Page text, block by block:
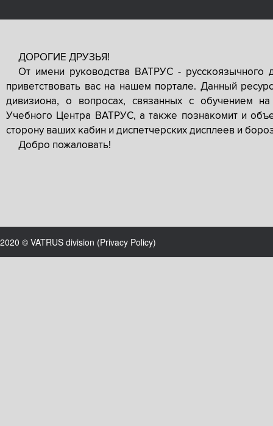
ДОРОГИЕ ДРУЗЬЯ!
От имени руководства ВАТРУС -
приветствовать вас на нашем портале. Данный
дивизиона, о вопросах, связанных с обучением
Учебного Центра ВАТРУС, а также познакомит и
сторону ваших кабин и диспетчерских дисплеев и
Добро пожаловать!
2020 © VATRUS division (Privacy Policy)